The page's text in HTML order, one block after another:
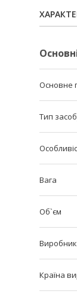
Основне
Тип
Вага
Об`єм
Виробник
Країна